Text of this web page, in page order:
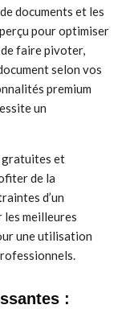
documents et les
pour optimiser
faire pivoter,
selon vos
premium
un
gratuites et
de la
d’un
les meilleures
une utilisation
: